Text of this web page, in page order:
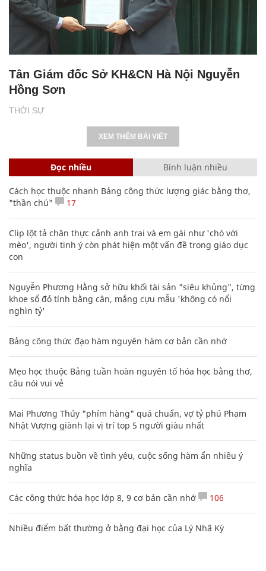
THỜI SỰ
Tân Giám đốc Sở KH&CN Hà Nội Nguyễn
Hồng Sơn
XEM THÊM BÀI VIẾT
Đọc nhiều Bình luận nhiều
Cách học thuộc nhanh Bảng công thức lượng giác bằng thơ,
"thần chú"
17
Clip lột tả chân thực cảnh anh trai và em gái như 'chó với
mèo', người tinh ý còn phát hiện một vấn đề trong giáo dục
con
Nguyễn Phương Hằng sở hữu khối tài sản "siêu khủng", từng
khoe sổ đỏ tính bằng cân, mắng cựu mẫu 'không có nổi
nghìn tỷ'
Bảng công thức đạo hàm nguyên hàm cơ bản cần nhớ
Mẹo học thuộc Bảng tuần hoàn nguyên tố hóa học bằng thơ,
câu nói vui vẻ
Mai Phương Thúy "phím hàng" quá chuẩn, vợ tỷ phú Phạm
Nhật Vượng giành lại vị trí top 5 người giàu nhất
Những status buồn về tình yêu, cuộc sống hàm ẩn nhiều ý
nghĩa
Các công thức hóa học lớp 8, 9 cơ bản cần nhớ 106
Nhiều điểm bất thường ở bằng đại học của Lý Nhã Kỳ